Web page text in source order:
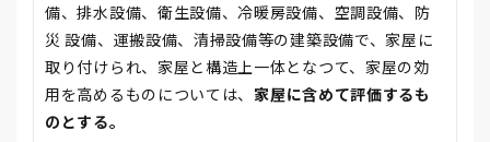
備、排水設備、衛生設備、冷暖房設備、空調設備、防
災 設備、運搬設備、清掃設備等の建築設備で、家屋に
取り付けられ、家屋と構造上一体となつて、家屋の効
用を高めるものについては、家屋に含めて評価するも
のとする。